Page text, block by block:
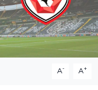
A- A+